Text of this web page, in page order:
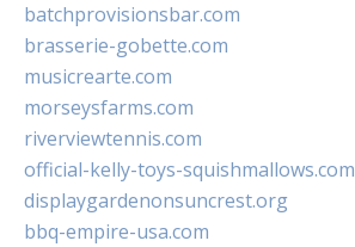
batchprovisionsbar.com
brasserie-gobette.com
musicrearte.com
morseysfarms.com
riverviewtennis.com
official-kelly-toys-squishmallows.com
displaygardenonsuncrest.org
bbq-empire-usa.com